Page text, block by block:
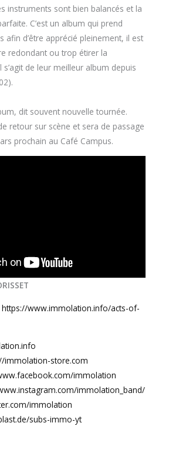
instruments sont bien balancés et la
C’est un album qui prend
afin d’être apprécié pleinement, il est
redondant ou trop étirer la
s’agit de leur meilleur album depuis
dit souvent nouvelle tournée.
retour sur scène et sera de passage
prochain au Café Campus.
https://www.immolation.info/acts-of-
immolation-store.com
immolation
immolation_band/
immolation
subs-immo-yt